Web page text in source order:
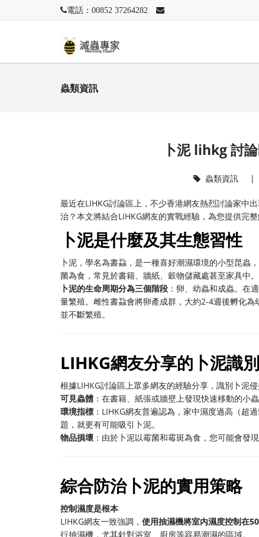
電話：00852 37264282
蟲類資訊
卜泥 lihkg 討
蟲類資訊
最近在LIHKG討論區上，不少香港網友熱烈討論家中
治？本文將結合LIHKG網友的實戰經驗，為您提供完整
卜泥是什麼及其生態習性
卜泥，學名為書蝨，是一種喜好潮濕環境的小型昆
菌為食，常見於書籍、牆紙、穀物儲藏處甚至家具中。
卜泥的生命周期分為三個階段 ：卵、幼蟲和成蟲。在
量繁殖。雌性書蝨會將卵產成群，大約2-4週後孵化
並不斷繁殖。
LIHKG網友分享的卜泥識
根據LIHKG討論區上眾多網友的經驗分享，識別卜泥
可見蟲體 ：在書籍、紙張或牆壁上發現快速移動的小
環境指標 ：LIHKG網友普遍認為，家中濕度過高（超
題，就更有可能吸引卜泥。
物品損壞 ：由於卜泥以霉菌和霉斑為食，您可能會發
綜合防治卜泥的實用策略
控制濕度是根本
LIHKG網友一致強調， 使用抽濕機將室內濕度控制在
行抽濕機，尤其針對浴室、廚房等容易潮濕的區域。